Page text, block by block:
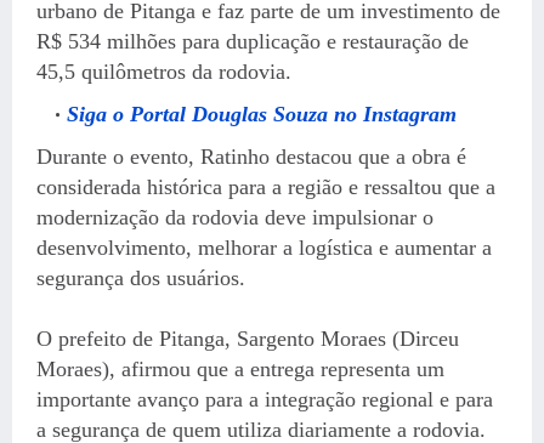
urbano de Pitanga e faz parte de um investimento de
R$ 534 milhões para duplicação e restauração de
45,5 quilômetros da rodovia.
Siga o Portal Douglas Souza no Instagram
Durante o evento, Ratinho destacou que a obra é
considerada histórica para a região e ressaltou que a
modernização da rodovia deve impulsionar o
desenvolvimento, melhorar a logística e aumentar a
segurança dos usuários.
O prefeito de Pitanga, Sargento Moraes (Dirceu
Moraes), afirmou que a entrega representa um
importante avanço para a integração regional e para
a segurança de quem utiliza diariamente a rodovia.